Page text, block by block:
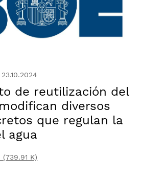
23.10.2024
de reutilización del
diversos
que regulan la
agua
(739.91 K)